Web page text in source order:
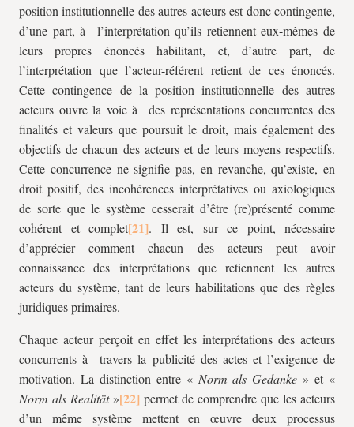
position institutionnelle des autres acteurs est donc contingente,
d’une part, à l’interprétation qu’ils retiennent eux-mêmes de
leurs propres énoncés habilitant, et, d’autre part, de
l’interprétation que l’acteur-référent retient de ces énoncés.
Cette contingence de la position institutionnelle des autres
acteurs ouvre la voie à des représentations concurrentes des
finalités et valeurs que poursuit le droit, mais également des
objectifs de chacun des acteurs et de leurs moyens respectifs.
Cette concurrence ne signifie pas, en revanche, qu’existe, en
droit positif, des incohérences interprétatives ou axiologiques
de sorte que le système cesserait d’être (re)présenté comme
cohérent et complet
. Il est, sur ce point, nécessaire
d’apprécier comment chacun des acteurs peut avoir
connaissance des interprétations que retiennent les autres
acteurs du système, tant de leurs habilitations que des règles
juridiques primaires.
Chaque acteur perçoit en effet les interprétations des acteurs
concurrents à travers la publicité des actes et l’exigence de
motivation. La distinction entre « Norm als Gedanke » et «
Norm als Realität»
permet de comprendre que les acteurs
d’un même système mettent en œuvre deux processus